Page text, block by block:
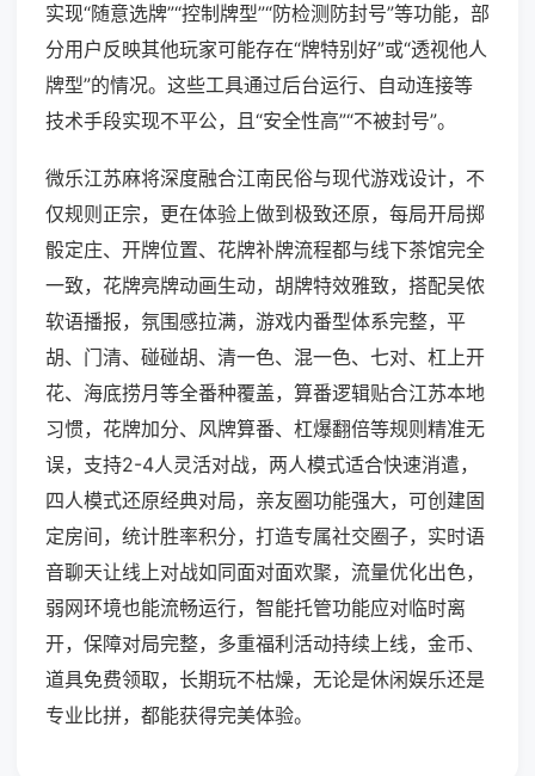
实现“随意选牌”“控制牌型”“防检测防封号”等功能，部
分用户反映其他玩家可能存在“牌特别好”或“透视他人
牌型”的情况。这些工具通过后台运行、自动连接等
技术手段实现不平公，且“安全性高”“不被封号”。
微乐江苏麻将深度融合江南民俗与现代游戏设计，不
仅规则正宗，更在体验上做到极致还原，每局开局掷
骰定庄、开牌位置、花牌补牌流程都与线下茶馆完全
一致，花牌亮牌动画生动，胡牌特效雅致，搭配吴侬
软语播报，氛围感拉满，游戏内番型体系完整，平
胡、门清、碰碰胡、清一色、混一色、七对、杠上开
花、海底捞月等全番种覆盖，算番逻辑贴合江苏本地
习惯，花牌加分、风牌算番、杠爆翻倍等规则精准无
误，支持2-4人灵活对战，两人模式适合快速消遣，
四人模式还原经典对局，亲友圈功能强大，可创建固
定房间，统计胜率积分，打造专属社交圈子，实时语
音聊天让线上对战如同面对面欢聚，流量优化出色，
弱网环境也能流畅运行，智能托管功能应对临时离
开，保障对局完整，多重福利活动持续上线，金币、
道具免费领取，长期玩不枯燥，无论是休闲娱乐还是
专业比拼，都能获得完美体验。